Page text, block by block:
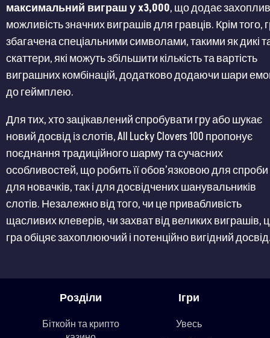
максимальний виграш у x3,000, що додає
можливість значних виграшів для гравців​​. Крім того,
збагачена спеціальними символами, такими як дикі
скаттери, які можуть збільшити кількість та вартість
виграшних комбінацій, додатково додаючи шари
до геймплею​​.
Для тих, хто зацікавлений спробувати гру або шукає
новий досвід із слотів, All Lucky Clovers 100 пропонує
поєднання традиційного шарму та сучасних
особливостей, що робить її обов’язковою для спроби
для новачків, так і для досвідчених шанувальників
слотів. Незалежно від того, чи це привабливість
щасливих клеверів, чи захват від великих виграшів,
гра обіцяє захоплюючий і потенційно вигідний
Розділи
Біткойн та крипто
Ігри
Увесь